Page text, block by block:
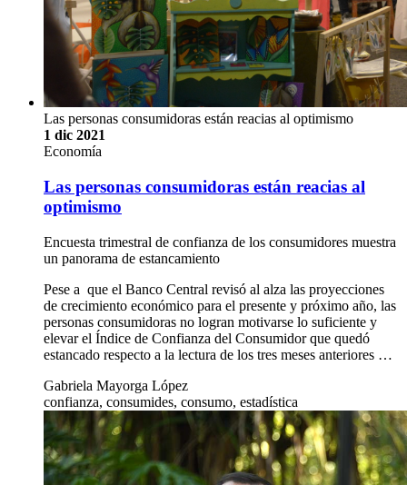
Las personas consumidoras están reacias al optimismo
1 dic 2021
Economía
Las personas consumidoras están reacias al
optimismo
Encuesta trimestral de confianza de los consumidores muestra
un panorama de estancamiento
Pese a que el Banco Central revisó al alza las proyecciones
de crecimiento económico para el presente y próximo año, las
personas consumidoras no logran motivarse lo suficiente y
elevar el Índice de Confianza del Consumidor que quedó
estancado respecto a la lectura de los tres meses anteriores …
Gabriela Mayorga López
confianza, consumides, consumo, estadística